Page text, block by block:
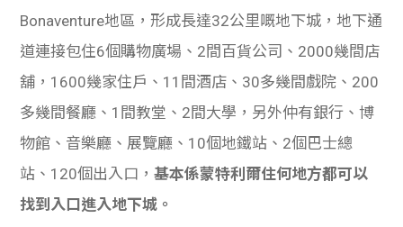
Bonaventure地區，形成長達32公里嘅地下城，地下通
道連接包住6個購物廣場、2間百貨公司、2000幾間店
舖，1600幾家住戶、11間酒店、30多幾間戲院、200
多幾間餐廳、1間教堂、2間大學，另外仲有銀行、博
物館、音樂廳、展覽廳、10個地鐵站、2個巴士總
站、120個出入口，基本係蒙特利爾住何地方都可以
找到入口進入地下城。